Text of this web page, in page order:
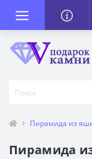
Пирамида из
Пирамида